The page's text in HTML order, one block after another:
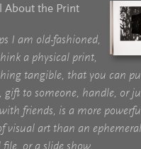
About the Print
I am old-fashioned,
a physical print,
tangible, that you can
gift to someone, handle, or
friends, is a more
visual art than an ephemeral